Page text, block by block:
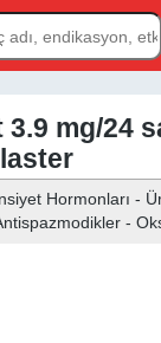
mg/24
Hormonları -
-